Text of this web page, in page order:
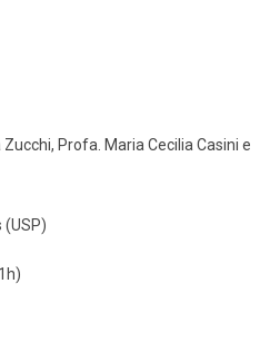
Profa. Maria Cecilia Casini e
(USP)